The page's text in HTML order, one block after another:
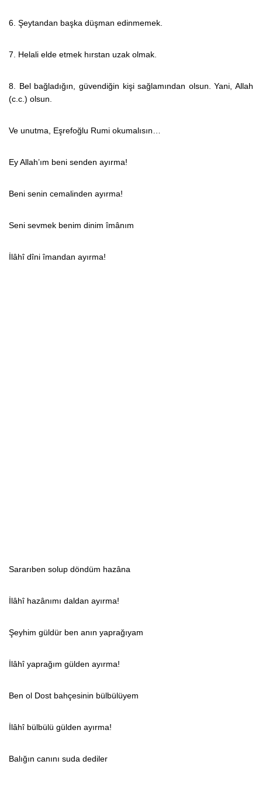
6. Şeytandan başka düşman edinmemek.
7. Helali elde etmek hırstan uzak olmak.
8. Bel bağladığın, güvendiğin kişi sağlamından olsun. Yani, Allah
(c.c.) olsun.
Ve unutma, Eşrefoğlu Rumi okumalısın…
Ey Allah’ım beni senden ayırma!
Beni senin cemalinden ayırma!
Seni sevmek benim dinim îmânım
İlâhî dîni îmandan ayırma!
Sararıben solup döndüm hazâna
İlâhî hazânımı daldan ayırma!
Şeyhim güldür ben anın yaprağıyam
İlâhî yaprağım gülden ayırma!
Ben ol Dost bahçesinin bülbülüyem
İlâhî bülbülü gülden ayırma!
Balığın canını suda dediler